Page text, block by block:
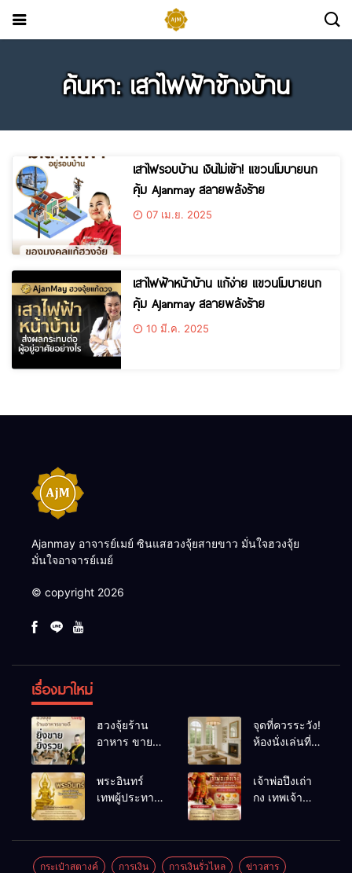
ค้นหา: เสาไฟฟ้าข้างบ้าน
เสาไฟรอบบ้าน เงินไม่เข้า! แขวนโมบายนก
คุ้ม Ajanmay สลายพลังร้าย
07 เม.ย. 2025
เสาไฟฟ้าหน้าบ้าน แก้ง่าย แขวนโมบายนก
คุ้ม Ajanmay สลายพลังร้าย
10 มี.ค. 2025
Ajanmay อาจารย์เมย์ ซินแสฮวงจุ้ยสายขาว มั่นใจฮวงจุ้ย
มั่นใจอาจารย์เมย์
© copyright 2026
เรื่องมาใหม่
ฮวงจุ้ยร้าน
อาหาร ขายดี
เคล็ดลับปรับ
ดวง ปรับร้าน
ให้ลูกค้าแน่น
จุดที่ควรระวัง!
ห้องนั่งเล่นที่
พลังชีวิต
พระอินทร์
เทพผู้ประทาน
เจ้าพ่อปึงเถ่า
กง เทพเจ้า
กระเป๋าสตางค์ การเงิน การเงินรั่วไหล ข่าวสาร